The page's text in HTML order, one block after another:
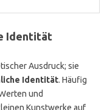
Identität
Ausdruck; sie
Identität. Häufig
und
Kunstwerke auf